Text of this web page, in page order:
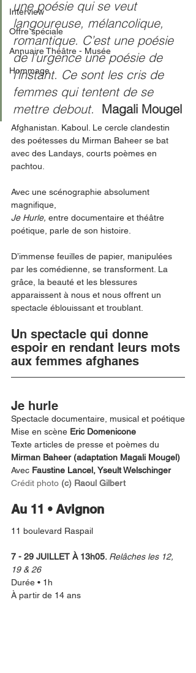
Interview
Offre spéciale
Annuaire Théâtre - Musée
Hommage
une poésie qui se veut
langoureuse, mélancolique,
romantique. C’est une poésie
de l’urgence une poésie de
l’instant. Ce sont les cris de
femmes qui tentent de se
mettre debout. Magali Mougel
Afghanistan. Kaboul. Le cercle clandestin
des poétesses du Mirman Baheer se bat
avec des Landays, courts poèmes en
pachtou.
Avec une scénographie absolument
magnifique,
Je Hurle, entre documentaire et théâtre
poétique, parle de son histoire.
D’immense feuilles de papier, manipulées
par les comédienne, se transforment. La
grâce, la beauté et les blessures
apparaissent à nous et nous offrent un
spectacle éblouissant et troublant.
Un spectacle qui donne
espoir en rendant leurs mots
aux femmes afghanes
Je hurle
Spectacle documentaire, musical et poétique
Mise en scène Eric Domenicone
Texte articles de presse et poèmes du
Mirman Baheer (adaptation Magali Mougel)
Avec Faustine Lancel, Yseult Welschinger
Crédit photo (c) Raoul Gilbert
Au 11 • Avignon
11 boulevard Raspail
7 - 29 JUILLET À 13h05. Relâches les 12,
19 & 26
Durée • 1h
À partir de 14 ans